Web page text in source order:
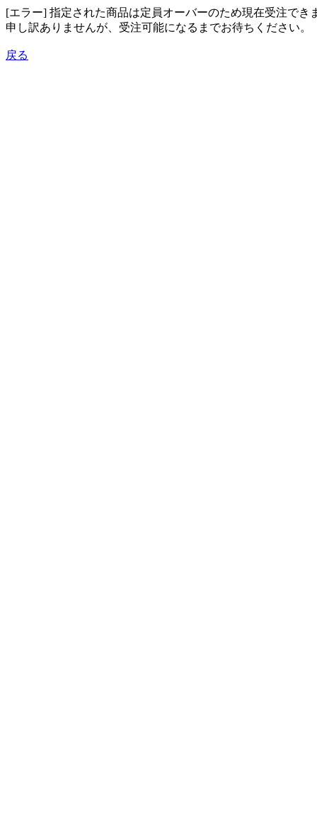
[エラー] 指定された商品は定員オーバーのため現在受注でき
申し訳ありませんが、受注可能になるまでお待ちください。
戻る